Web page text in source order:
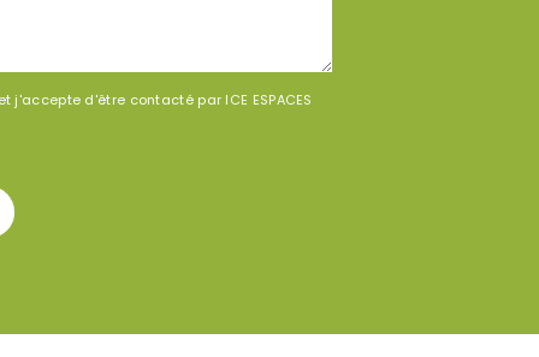
d'être contacté par ICE ESPACES